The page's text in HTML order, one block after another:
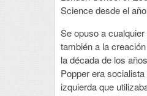
Science desde el
Se opuso a
también a la
la década de los
Popper era
izquierda que